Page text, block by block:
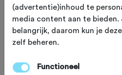
De
Midden in de
voormalige eiland
(advertentie)inhoud te
media content aan te bieden.
belangrijk, daarom kun je
zelf beheren.
Functioneel